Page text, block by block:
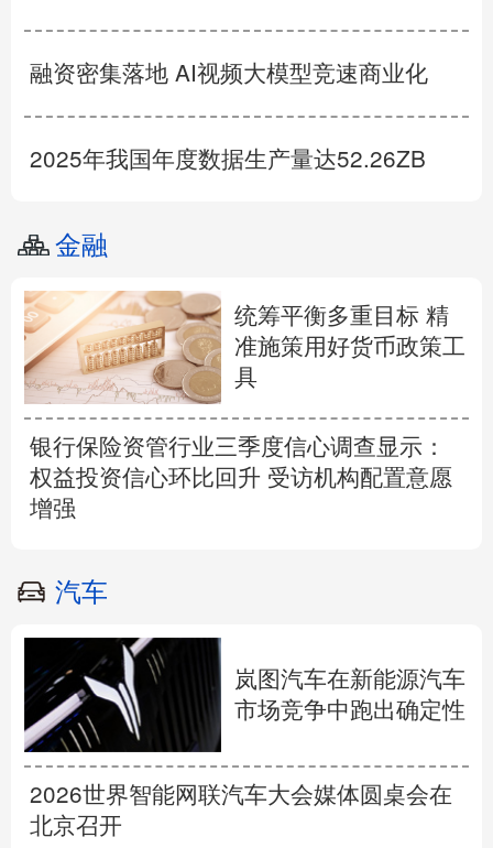
融资密集落地 AI视频大模型竞速商业化
2025年我国年度数据生产量达52.26ZB
金融
统筹平衡多重目标 精
准施策用好货币政策工
具
银行保险资管行业三季度信心调查显示：
权益投资信心环比回升 受访机构配置意愿
增强
汽车
岚图汽车在新能源汽车
市场竞争中跑出确定性
2026世界智能网联汽车大会媒体圆桌会在
北京召开